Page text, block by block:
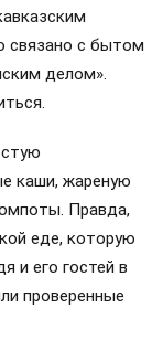
связано с бытом
делом».
каши, жареную
Правда,
еде, которую
и его гостей в
проверенные